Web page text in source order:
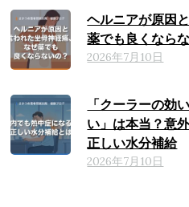
ヘルニアが原因
薬でも良くなら
2026年7月10日
「クーラーの効
い」は本当？意
正しい水分補給
2026年7月10日